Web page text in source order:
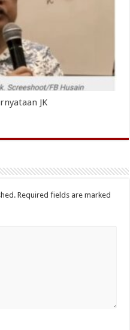
JK
Required fields are marked